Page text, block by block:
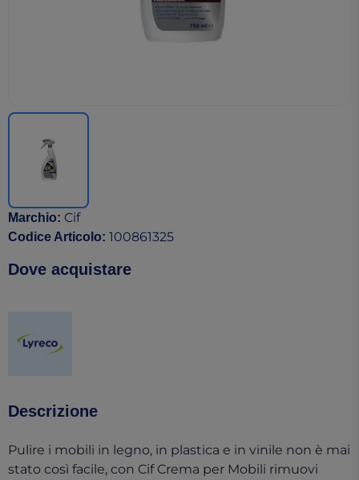
Marchio: Cif
Codice Articolo: 100861325
Dove acquistare
Descrizione
Pulire i mobili in legno, in plastica e in vinile non è mai
stato così facile, con Cif Crema per Mobili rimuovi